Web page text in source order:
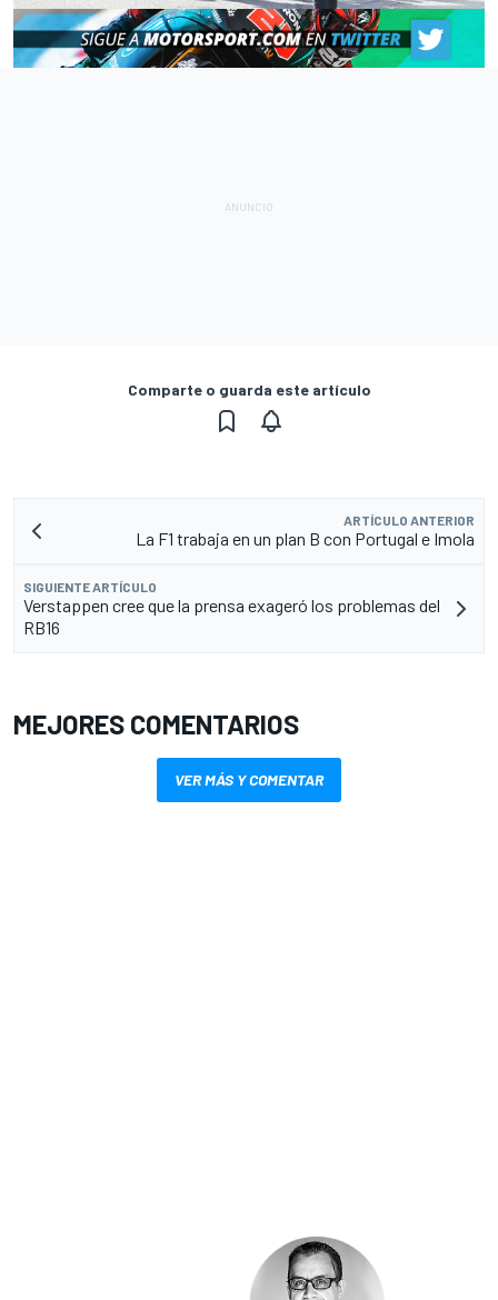
Comparte o guarda este artículo
ARTÍCULO ANTERIOR
La F1 trabaja en un plan B con Portugal e Imola
SIGUIENTE ARTÍCULO
Verstappen cree que la prensa exageró los problemas del
RB16
MEJORES COMENTARIOS
VER MÁS Y COMENTAR